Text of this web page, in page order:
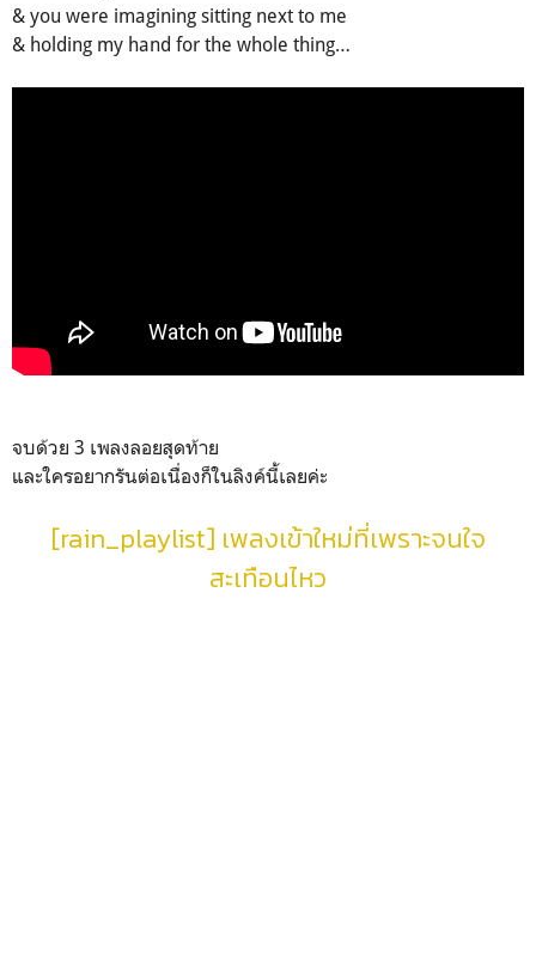
& you were imagining sitting next to me
& holding my hand for the whole thing…
จบด้วย 3 เพลงลอยสุดท้าย
และใครอยากรันต่อเนื่องก็ในลิงค์นี้เลยค่ะ
[rain_playlist] เพลงเข้าใหม่ที่เพราะจนใจ
สะเทือนไหว